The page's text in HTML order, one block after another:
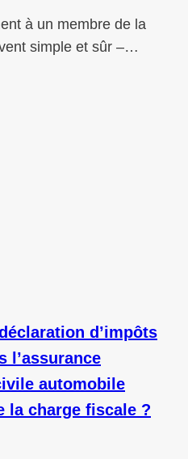
à un membre de la
simple et sûr –…
d’impôts
l’assurance
automobile
la charge fiscale ?